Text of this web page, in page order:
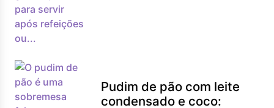
Pudim de pão com leite
condensado e coco: